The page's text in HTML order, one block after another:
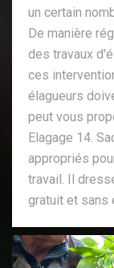
un certain
De manière
des travaux
ces
élagueurs
peut vous
Elagage 14.
appropriés
travail. Il
gratuit et sans